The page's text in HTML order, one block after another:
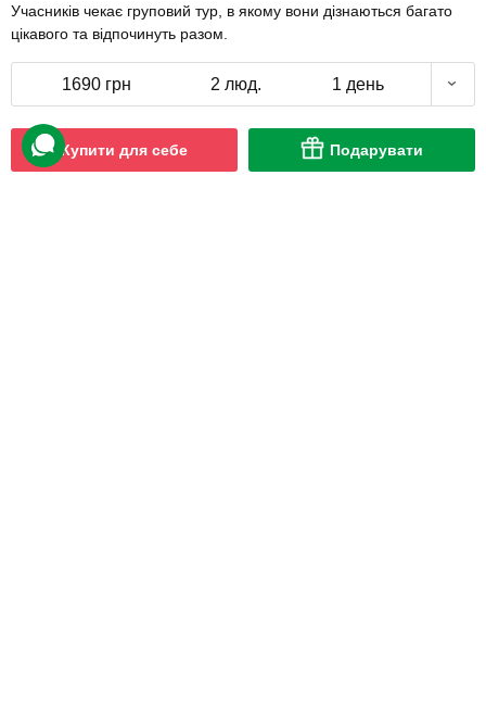
Учасників чекає груповий тур, в якому вони дізнаються багато
цікавого та відпочинуть разом.
1690 грн 2 люд. 1 день
Купити для себе Подарувати